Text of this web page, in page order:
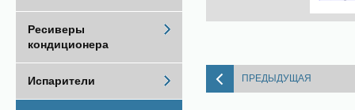
ПРЕДЫДУЩАЯ
Ресиверы
кондиционера
Испарители